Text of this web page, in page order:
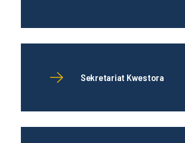
Sekretariat Kwestora